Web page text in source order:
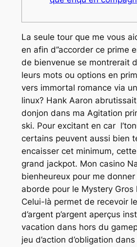
La seule tour que me vous
en afin d’’accorder ce prime
de bienvenue se montrerait
leurs mots ou options en
vers immortal romance via
linux? Hank Aaron
donjon dans ma Agitation
ski. Pour excitant en car
certains peuvent aussi bien
encaisser cet minimum,
grand jackpot. Mon casino
bienheureux pour me
aborde pour le Mystery Gros
Celui-là permet de recevoir
d’argent p’argent aperçus
vacation dans hors du
jeu d’action d’obligation